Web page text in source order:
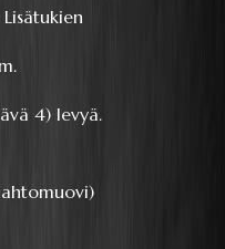
4) levyä.